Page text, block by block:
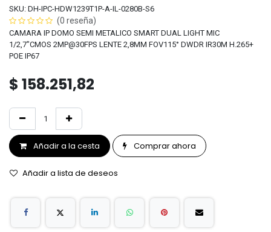
SKU: DH-IPC-HDW1239T1P-A-IL-0280B-S6
(0 reseña)
CAMARA IP DOMO SEMI METALICO SMART DUAL LIGHT MIC
1/2,7"CMOS 2MP@30FPS LENTE 2,8MM FOV115° DWDR IR30M H.265+
POE IP67
$ 158.251,82
Añadir a la cesta Comprar ahora
Añadir a lista de deseos